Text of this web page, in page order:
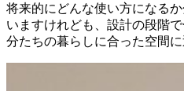
将来的にどんな使い方になる
いますけれども、設計の段階
分たちの暮らしに合った空間に